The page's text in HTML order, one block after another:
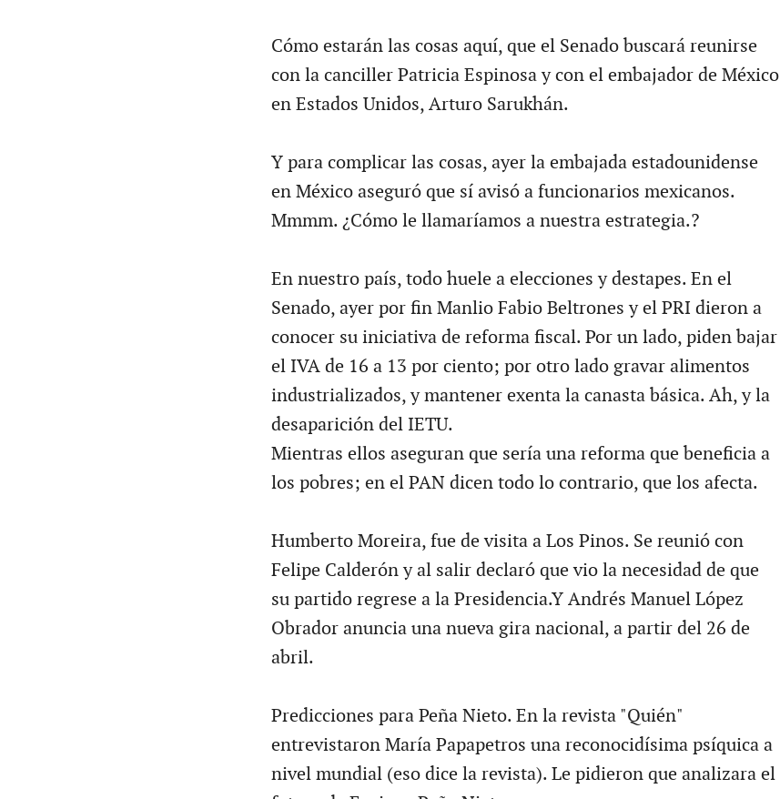
Cómo estarán las cosas aquí, que el Senado buscará reunirse
con la canciller Patricia Espinosa y con el embajador de México
en Estados Unidos, Arturo Sarukhán.
Y para complicar las cosas, ayer la embajada estadounidense
en México aseguró que sí avisó a funcionarios mexicanos.
Mmmm. ¿Cómo le llamaríamos a nuestra estrategia.?
En nuestro país, todo huele a elecciones y destapes. En el
Senado, ayer por fin Manlio Fabio Beltrones y el PRI dieron a
conocer su iniciativa de reforma fiscal. Por un lado, piden bajar
el IVA de 16 a 13 por ciento; por otro lado gravar alimentos
industrializados, y mantener exenta la canasta básica. Ah, y la
desaparición del IETU.
Mientras ellos aseguran que sería una reforma que beneficia a
los pobres; en el PAN dicen todo lo contrario, que los afecta.
Humberto Moreira, fue de visita a Los Pinos. Se reunió con
Felipe Calderón y al salir declaró que vio la necesidad de que
su partido regrese a la Presidencia.Y Andrés Manuel López
Obrador anuncia una nueva gira nacional, a partir del 26 de
abril.
Predicciones para Peña Nieto. En la revista "Quién"
entrevistaron María Papapetros una reconocidísima psíquica a
nivel mundial (eso dice la revista). Le pidieron que analizara el